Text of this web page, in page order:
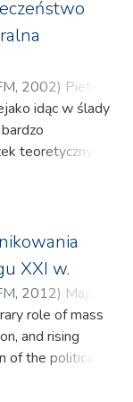
, 2002) Pietrzyk,
idąc w ślady
teoretyczny i
jest
z perspektywy
politycznej
XXI w.
, 2012) Majorek,
role of mass
and rising
the political life
these opinions